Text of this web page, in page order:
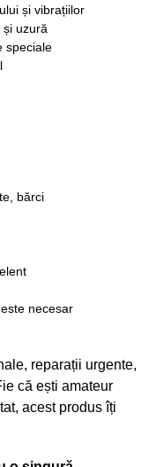
și vibrațiilor
și uzură
speciale
bărci
necesar
reparații urgente,
că ești amateur
acest produs îți